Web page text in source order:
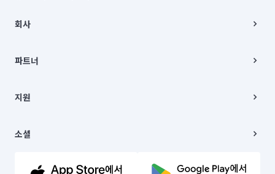
00019 |
주소 | 본사: 서울특별시 종로구 율곡로 6(중학동, 트윈트리빌딩) B동 5층
컨택센터 : 서울특별시 종로구 수송동 율곡로 24, 7층, 8층 미소
상품, 상품정보, 거래에 관한 의무와 책임은 거래당사자에게 있습니다.
언론 보도 관련 문의:
© 유한회사 미소. Miso, Inc. All Rights Reserved.
회사
채용
파트너
이사
지원
이용약관
문의하기
소셜
유튜브